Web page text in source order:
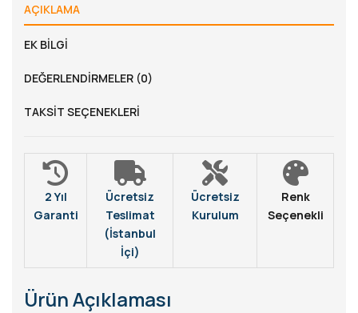
AÇIKLAMA
EK BILGI
DEĞERLENDIRMELER (0)
TAKSIT SEÇENEKLERI
2 Yıl
Garanti
Ücretsiz
Teslimat
(İstanbul
İçi)
Ücretsiz
Kurulum
Renk
Seçenekli
Ürün Açıklaması